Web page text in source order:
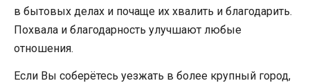
в бытовых делах и почаще их хвалить и благодарить.
Похвала и благодарность улучшают любые
отношения.
Если Вы соберётесь уезжать в более крупный город,